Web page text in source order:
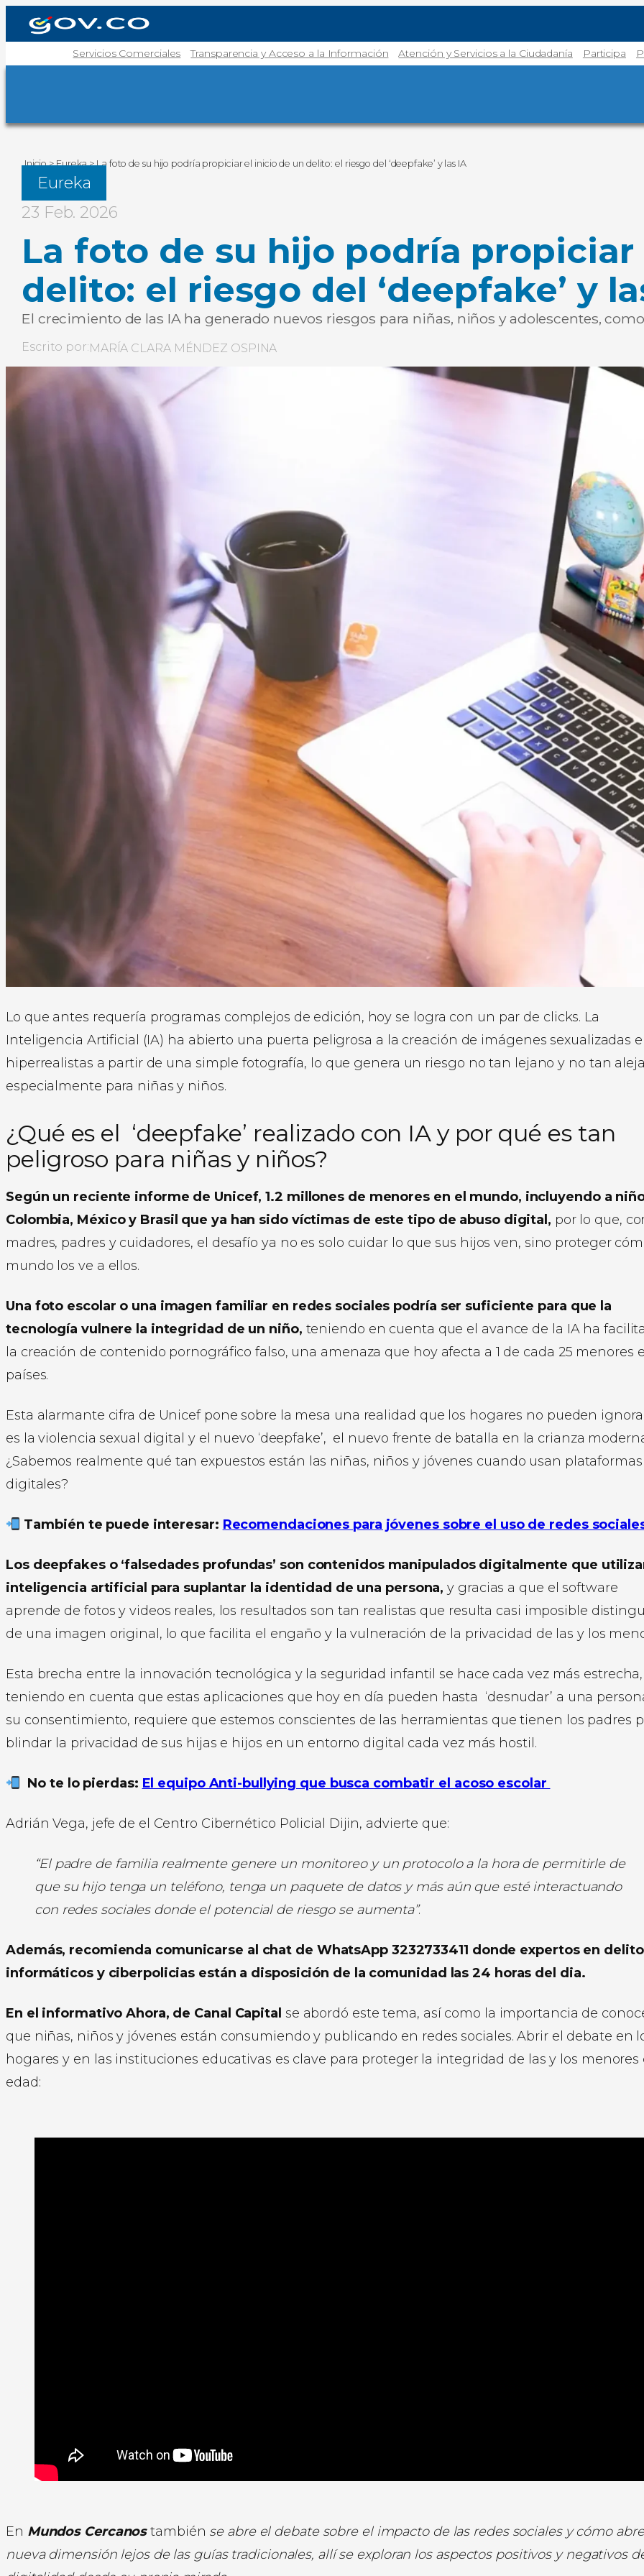
Servicios Comerciales Transparencia y Acceso a la Información Atención y Servicios a la Ciudadanía Participa
Inicio>Eureka>La foto de su hijo podría propiciar el inicio de un delito: el riesgo del ‘deepfake’ y las IA
Eureka
23 Feb. 2026
La foto de su hijo podría
delito: el riesgo del ‘deepfake’ y
El crecimiento de las IA ha generado nuevos riesgos para niñas, niños y adolescentes,
Escrito por:MARÍA CLARA MÉNDEZ OSPINA
Lo que antes requería programas complejos de edición, hoy se logra con un par de clicks. La
Inteligencia Artificial (IA) ha abierto una puerta peligrosa a la creación de imágenes sexualizadas e
hiperrealistas a partir de una simple fotografía, lo que genera un riesgo no tan lejano y no tan
especialmente para niñas y niños.
¿Qué es el ‘deepfake’ realizado con IA y por qué es tan
peligroso para niñas y niños?
Según un reciente informe de Unicef, 1.2 millones de menores en el mundo, incluyendo a
Colombia, México y Brasil que ya han sido víctimas de este tipo de abuso digital, por lo que,
madres, padres y cuidadores, el desafío ya no es solo cuidar lo que sus hijos ven, sino proteger
mundo los ve a ellos.
Una foto escolar o una imagen familiar en redes sociales podría ser suficiente para que la
tecnología vulnere la integridad de un niño, teniendo en cuenta que el avance de la IA ha
la creación de contenido pornográfico falso, una amenaza que hoy afecta a 1 de cada 25 menores
países.
Esta alarmante cifra de Unicef pone sobre la mesa una realidad que los hogares no pueden
es la violencia sexual digital y el nuevo ‘deepfake’, el nuevo frente de batalla en la crianza
¿Sabemos realmente qué tan expuestos están las niñas, niños y jóvenes cuando usan plataformas
digitales?
También te puede interesar: Recomendaciones para jóvenes sobre el uso de redes
Los deepfakes o ‘falsedades profundas’ son contenidos manipulados digitalmente que
inteligencia artificial para suplantar la identidad de una persona,y gracias a que el software
aprende de fotos y videos reales, los resultados son tan realistas que resulta casi imposible
de una imagen original, lo que facilita el engaño y la vulneración de la privacidad de las y los
Esta brecha entre la innovación tecnológica y la seguridad infantil se hace cada vez más estrecha,
teniendo en cuenta que estas aplicaciones que hoy en día pueden hasta ‘desnudar’ a una
su consentimiento, requiere que estemos conscientes de las herramientas que tienen los padres
blindar la privacidad de sus hijas e hijos en un entorno digital cada vez más hostil.
No te lo pierdas: El equipo Anti-bullying que busca combatir el acoso escolar
Adrián Vega, jefe de el Centro Cibernético Policial Dijin, advierte que:
“El padre de familia realmente genere un monitoreo y un protocolo a la hora de permitirle de
que su hijo tenga un teléfono, tenga un paquete de datos y más aún que esté interactuando
con redes sociales donde el potencial de riesgo se aumenta”.
Además, recomienda comunicarse al chat de WhatsApp 3232733411 donde expertos en
informáticos y ciberpolicias están a disposición de la comunidad las 24 horas del dia.
En el informativo Ahora, de Canal Capital se abordó este tema, así como la importancia de
que niñas, niños y jóvenes están consumiendo y publicando en redes sociales. Abrir el debate en
hogares y en las instituciones educativas es clave para proteger la integridad de las y los menores
edad:
En Mundos Cercanostambién se abre el debate sobre el impacto de las redes sociales y cómo
nueva dimensión lejos de las guías tradicionales, allí se exploran los aspectos positivos y negativos